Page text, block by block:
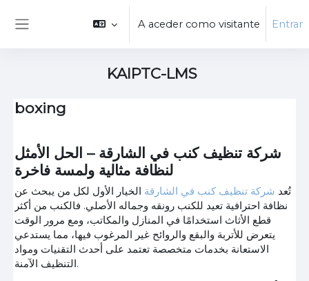
Ir para o conteúdo principal
A aceder como visitante Entrar
KAIPTC-LMS
boxing
شركة تنظيف كنب في الشارقة – الحل الأمثل
لنظافة مثالية ولمسة فاخرة
تُعد شركة تنظيف كنب في الشارقة الخيار الأول لكل من يبحث عن
نظافة احترافية تعيد للكنب رونقه وجماله الأصلي. فالكنب من أكثر
قطع الأثاث استخدامًا في المنازل والمكاتب، ومع مرور الوقت
يتعرض للأتربة والبقع والروائح غير المرغوب فيها، مما يستدعي
الاستعانة بخدمات متخصصة تعتمد على أحدث التقنيات ومواد
التنظيف الآمنة.